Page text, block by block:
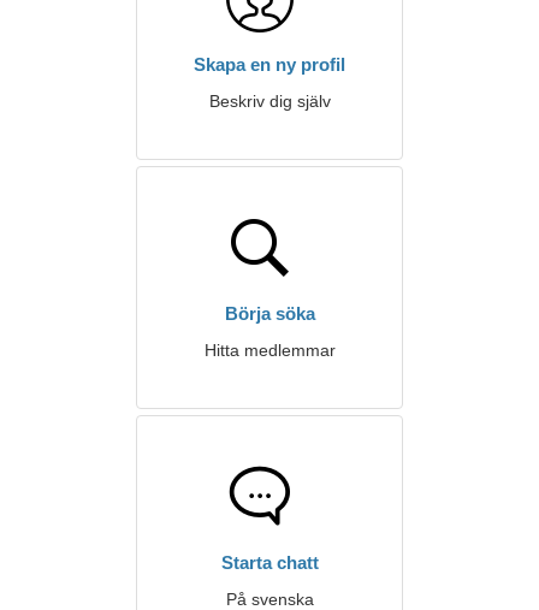
Skapa en ny profil
Beskriv dig själv
Börja söka
Hitta medlemmar
Starta chatt
På svenska